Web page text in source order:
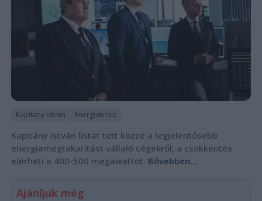
Kapitány István Energiakrízis
Kapitány István listát tett közzé a legjelentősebb
energiamegtakarítást vállaló cégekről, a csökkentés
elérheti a 400-500 megawattot. Bővebben...
Ajánljuk még